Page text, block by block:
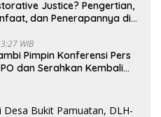
Justice? Pengertian,
dan Penerapannya di
WIB
Pimpin Konferensi Pers
dan Serahkan Kembali